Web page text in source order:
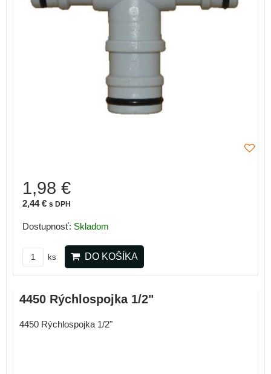
1,98 €
2,44 € s DPH
Dostupnosť: Skladom
ks DO KOŠÍKA
4450 Rýchlospojka 1/2"
4450 Rýchlospojka 1/2"